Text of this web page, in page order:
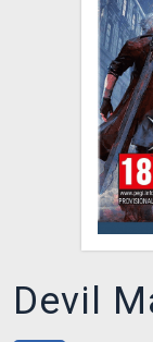
DOPRAVA
XZONE KLUB
TCG &
VÝKUP HER
Devil